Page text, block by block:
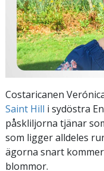
Costaricanen
Saint Hill i sydöstra
påskliljorna tjänar
som ligger alldeles
ägorna snart
blommor.